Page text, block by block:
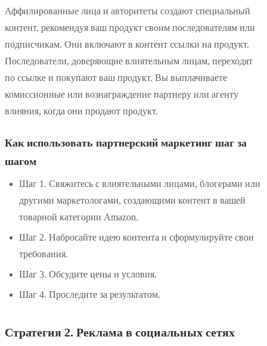
Аффилированные лица и авторитеты создают специальный
контент, рекомендуя ваш продукт своим последователям или
подписчикам. Они включают в контент ссылки на продукт.
Последователи, доверяющие влиятельным лицам, переходят
по ссылке и покупают ваш продукт. Вы выплачиваете
комиссионные или вознаграждение партнеру или агенту
влияния, когда они продают продукт.
Как использовать партнерский маркетинг шаг за
шагом
Шаг 1. Свяжитесь с влиятельными лицами, блогерами или
другими маркетологами, создающими контент в вашей
товарной категории Amazon.
Шаг 2. Набросайте идею контента и сформулируйте свои
требования.
Шаг 3. Обсудите цены и условия.
Шаг 4. Проследите за результатом.
Стратегия 2. Реклама в социальных сетях